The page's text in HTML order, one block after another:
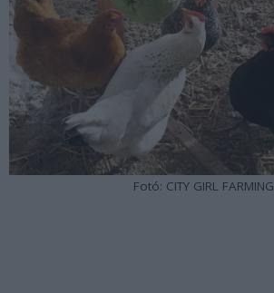
Fotó: CITY GIRL FARMING